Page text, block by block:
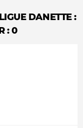
DANETTE :
: 0